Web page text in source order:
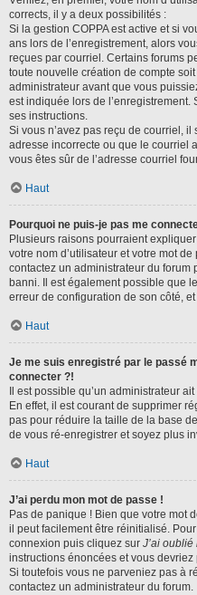
corrects, il y a deux possibilités :
Si la gestion COPPA est active et si
ans lors de l’enregistrement, alors
reçues par courriel. Certains forums
toute nouvelle création de compte
administrateur avant que vous
est indiquée lors de
ses instructions.
Si vous n’avez pas reçu de courriel,
adresse incorrecte ou que le courriel
vous êtes sûr de l’adresse courriel
Haut
Pourquoi ne puis-je pas me
Plusieurs raisons pourraient
votre nom d’utilisateur et votre mot
contactez un administrateur du forum
banni. Il est également possible que
erreur de configuration de son côté,
Haut
Je me suis enregistré par le passé
connecter ?!
Il est possible qu’un administrateur
En effet, il est courant de supprimer
pas pour réduire la taille de la base
de vous ré-enregistrer et soyez plus
Haut
J’ai perdu mon mot de passe !
Pas de panique ! Bien que votre mot
il peut facilement être réinitialisé.
connexion puis cliquez sur J’ai
instructions énoncées et vous
Si toutefois vous ne parveniez pas à
contactez un administrateur du forum.